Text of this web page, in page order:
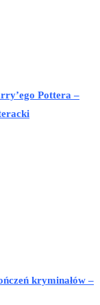
Pottera –
kryminałów –